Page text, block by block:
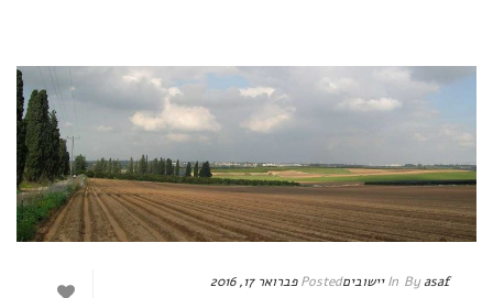
Byasaf
In יישוביםPosted פברואר 17, 2016